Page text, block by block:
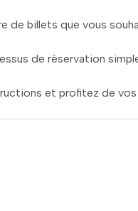
de billets que vous
de réservation
et profitez de